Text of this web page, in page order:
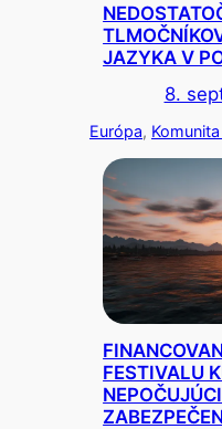
JAZYKA V
8.
Európa,
FESTIVALU